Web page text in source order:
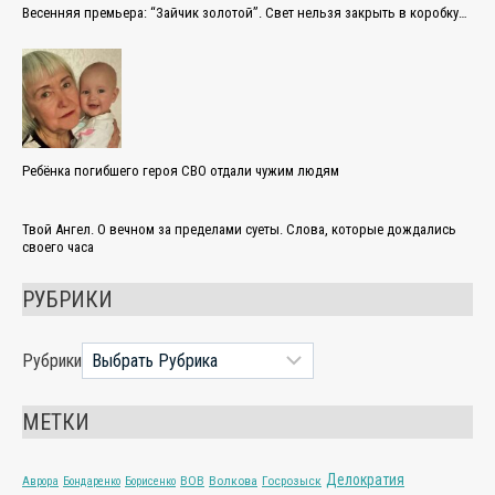
Весенняя премьера: “Зайчик золотой”. Свет нельзя закрыть в коробку…
Ребёнка погибшего героя СВО отдали чужим людям
Твой Ангел. О вечном за пределами суеты. Слова, которые дождались
своего часа
РУБРИКИ
Рубрики
МЕТКИ
Аврора Бондаренко Борисенко ВОВ Волкова Госрозыск Делократия